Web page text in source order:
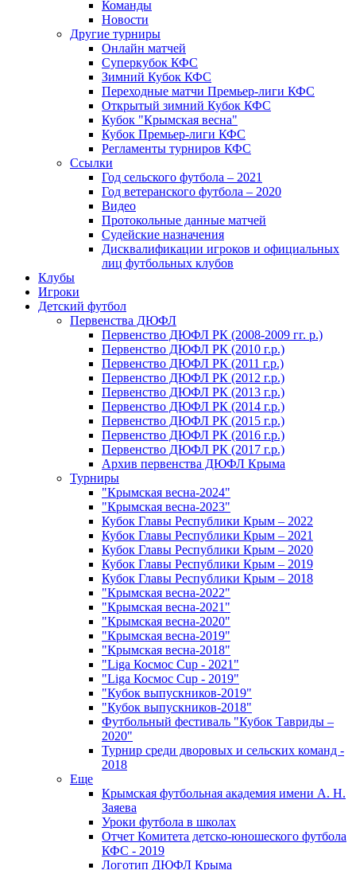
Команды
Новости
Другие турниры
Онлайн матчей
Суперкубок КФС
Зимний Кубок КФС
Переходные матчи Премьер-лиги КФС
Открытый зимний Кубок КФС
Кубок "Крымская весна"
Кубок Премьер-лиги КФС
Регламенты турниров КФС
Ссылки
Год сельского футбола – 2021
Год ветеранского футбола – 2020
Видео
Протокольные данные матчей
Судейские назначения
Дисквалификации игроков и официальных
лиц футбольных клубов
Клубы
Игроки
Детский футбол
Первенства ДЮФЛ
Первенство ДЮФЛ РК (2008-2009 гг. р.)
Первенство ДЮФЛ РК (2010 г.р.)
Первенство ДЮФЛ РК (2011 г.р.)
Первенство ДЮФЛ РК (2012 г.р.)
Первенство ДЮФЛ РК (2013 г.р.)
Первенство ДЮФЛ РК (2014 г.р.)
Первенство ДЮФЛ РК (2015 г.р.)
Первенство ДЮФЛ РК (2016 г.р.)
Первенство ДЮФЛ РК (2017 г.р.)
Архив первенства ДЮФЛ Крыма
Турниры
"Крымская весна-2024"
"Крымская весна-2023"
Кубок Главы Республики Крым – 2022
Кубок Главы Республики Крым – 2021
Кубок Главы Республики Крым – 2020
Кубок Главы Республики Крым – 2019
Кубок Главы Республики Крым – 2018
"Крымская весна-2022"
"Крымская весна-2021"
"Крымская весна-2020"
"Крымская весна-2019"
"Крымская весна-2018"
"Liga Космос Cup - 2021"
"Liga Космос Cup - 2019"
"Кубок выпускников-2019"
"Кубок выпускников-2018"
Футбольный фестиваль "Кубок Тавриды –
2020"
Турнир среди дворовых и сельских команд -
2018
Еще
Крымская футбольная академия имени А. Н.
Заяева
Уроки футбола в школах
Отчет Комитета детско-юношеского футбола
КФС - 2019
Логотип ДЮФЛ Крыма